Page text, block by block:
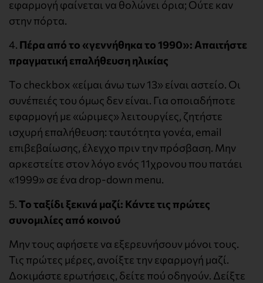
εφαρμογή φαίνεται να θολώνει όρια; Ούτε καν
στην πόρτα.
4. Πέρα από το «γεννήθηκα το 1990»: Απαιτήστε
πραγματική επαλήθευση ηλικίας
Το checkbox «είμαι άνω των 13» είναι αστείο. Οι
συνέπειές του όμως δεν είναι. Για οποιαδήποτε
εφαρμογή με «ώριμες» λειτουργίες, ζητήστε
ισχυρή επαλήθευση: ταυτότητα γονέα, email
επιβεβαίωσης, έλεγχο πριν την πρόσβαση. Μην
αρκεστείτε στον λόγο ενός 11χρονου που πατάει
«1999» σε ένα drop-down menu.
5.Το ταξίδι ξεκινά μαζί: Κάντε τις πρώτες
συνομιλίες από κοινού
Μην τους αφήσετε να εξερευνήσουν μόνοι τους.
Τις πρώτες μέρες, ανοίξτε την εφαρμογή μαζί.
Δοκιμάστε ερωτήσεις, δείτε πού οδηγούν. Δείξτε